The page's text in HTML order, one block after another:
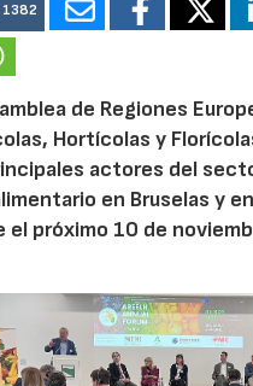
1382
de Regiones
Hortícolas y
actores del
en Bruselas y
el próximo 10 de